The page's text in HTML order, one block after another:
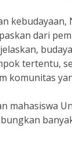
kebudayaan,
dari
tertentu,
komunitas
mahasiswa